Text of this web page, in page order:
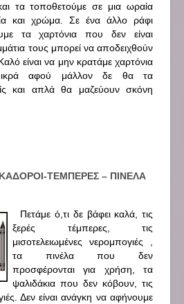
τα τοποθετούμε σε μια ωραία
και χρώμα. Σε ένα άλλο ράφι
τα χαρτόνια που δεν είναι
τους μπορεί να αποδειχθούν
είναι να μην κρατάμε χαρτόνια
αφού μάλλον δε θα τα
και απλά θα μαζεύουν σκόνη
ΤΕΜΠΕΡΕΣ – ΠΙΝΕΛΑ
Πετάμε ό,τι δε βάφει καλά, τις
ξερές τέμπερες, τις
μισοτελειωμένες νερομπογιές ,
τα πινέλα που δεν
προσφέρονται για χρήση, τα
ψαλιδάκια που δεν κόβουν, τις
Δεν είναι ανάγκη να αφήνουμε